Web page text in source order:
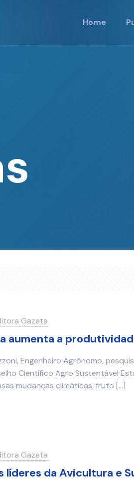
Home
Gazeta
aumenta a
Engenheiro Agrônomo,
Científico Agro Sustentável
mudanças climáticas, fruto […]
Gazeta
líderes da Avicultura e